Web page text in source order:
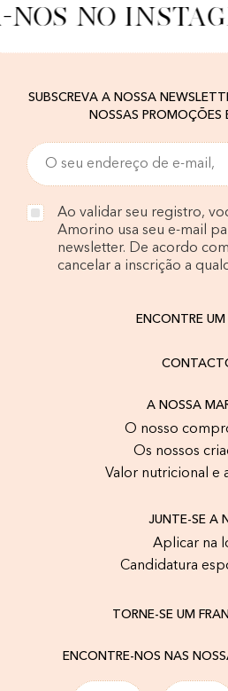
NOS NO
SUBSCREVA A NOSSA
NOSSAS PROMOÇÕES
Ao validar seu registro,
Amorino usa seu e-mail
newsletter. De acordo
cancelar a inscrição a
ENCONTRE
A NOSSA
O nosso
Os nossos
Valor nutricional e
JUNTE-SE A
Aplicar na
Candidatura
TORNE-SE UM
ENCONTRE-NOS NAS